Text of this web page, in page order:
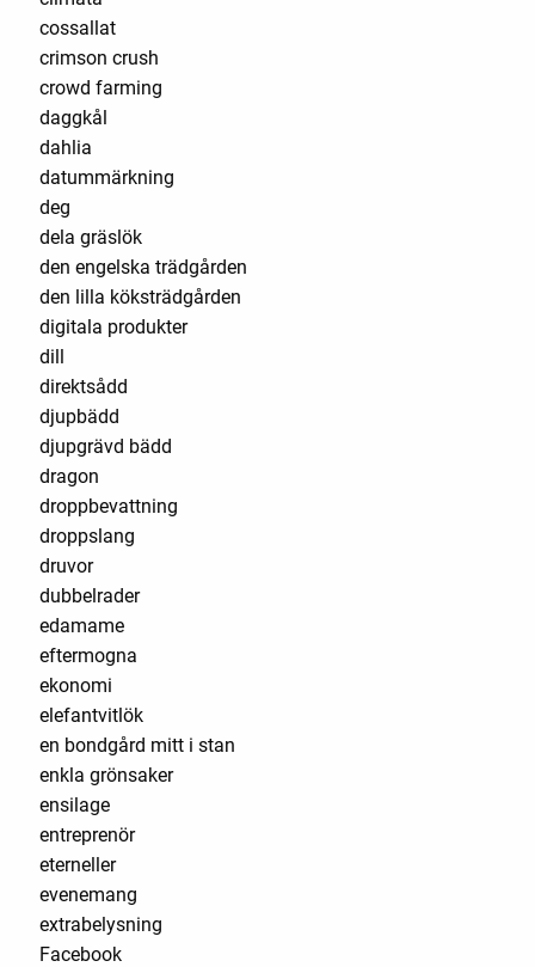
cossallat
crimson crush
crowd farming
daggkål
dahlia
datummärkning
deg
dela gräslök
den engelska trädgården
den lilla köksträdgården
digitala produkter
dill
direktsådd
djupbädd
djupgrävd bädd
dragon
droppbevattning
droppslang
druvor
dubbelrader
edamame
eftermogna
ekonomi
elefantvitlök
en bondgård mitt i stan
enkla grönsaker
ensilage
entreprenör
eterneller
evenemang
extrabelysning
Facebook